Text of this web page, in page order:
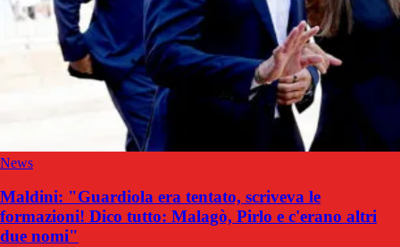
News
Maldini: "Guardiola era tentato, scriveva le
formazioni! Dico tutto: Malagò, Pirlo e c'erano altri
due nomi"